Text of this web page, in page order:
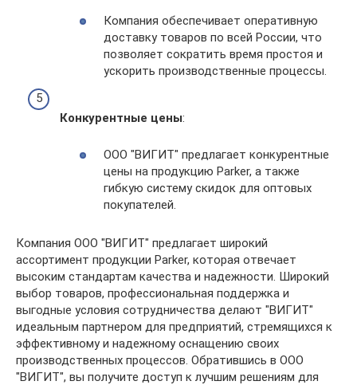
Компания обеспечивает оперативную
доставку товаров по всей России, что
позволяет сократить время простоя и
ускорить производственные процессы.
Конкурентные цены:
ООО "ВИГИТ" предлагает конкурентные
цены на продукцию Parker, а также
гибкую систему скидок для оптовых
покупателей.
Компания ООО "ВИГИТ" предлагает широкий
ассортимент продукции Parker, которая отвечает
высоким стандартам качества и надежности. Широкий
выбор товаров, профессиональная поддержка и
выгодные условия сотрудничества делают "ВИГИТ"
идеальным партнером для предприятий, стремящихся к
эффективному и надежному оснащению своих
производственных процессов. Обратившись в ООО
"ВИГИТ", вы получите доступ к лучшим решениям для